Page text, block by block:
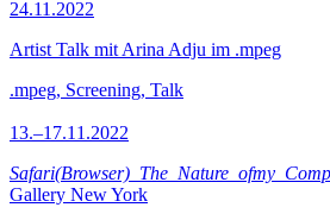
24.11.2022
Artist Talk mit Arina Adju im .mpeg
.mpeg, Screening, Talk
13.–17.11.2022
Gallery New York